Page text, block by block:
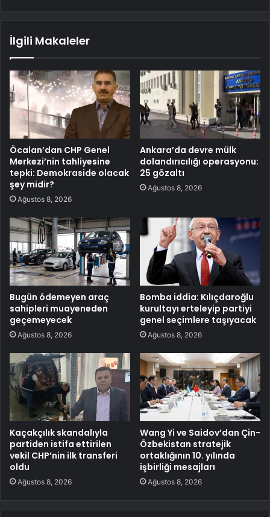
İlgili Makaleler
Öcalan’dan CHP Genel
Merkezi’nin tahliyesine
tepki: Demokraside olacak
şey midir?
Ağustos 8, 2026
Ankara’da devre mülk
dolandırıcılığı operasyonu:
25 gözaltı
Ağustos 8, 2026
Bugün ödemeyen araç
sahipleri muayeneden
geçemeyecek
Ağustos 8, 2026
Bomba iddia: Kılıçdaroğlu
kurultayı erteleyip partiyi
genel seçimlere taşıyacak
Ağustos 8, 2026
Kaçakçılık skandalıyla
partiden istifa ettirilen
vekil CHP’nin ilk transferi
oldu
Ağustos 8, 2026
Wang Yi ve Saidov’dan Çin-
Özbekistan stratejik
ortaklığının 10. yılında
işbirliği mesajları
Ağustos 8, 2026